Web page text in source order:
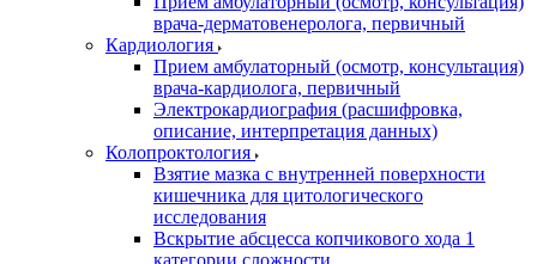
врача-дерматовенеролога, первичный
Кардиология
Прием амбулаторный (осмотр, консультация)
врача-кардиолога, первичный
Электрокардиография (расшифровка,
описание, интерпретация данных)
Колопроктология
Взятие мазка с внутренней поверхности
кишечника для цитологического
исследования
Вскрытие абсцесса копчикового хода 1
категории сложности